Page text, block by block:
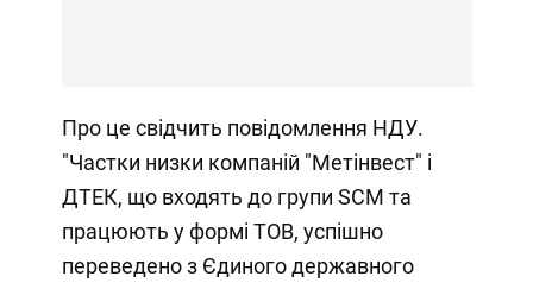
Про це свідчить повідомлення НДУ.
"Частки низки компаній "Метінвест" і
ДТЕК, що входять до групи SCM та
працюють у формі ТОВ, успішно
переведено з Єдиного державного